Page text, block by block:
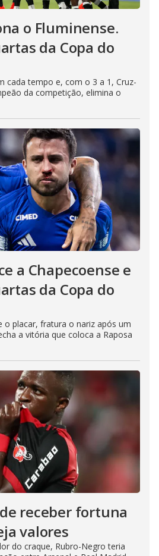
o Fluminense.
da Copa do
cada tempo e, com o 3 a 1, Cruz-
da competição, elimina o
a Chapecoense e
da Copa do
o placar, fratura o nariz após um
a vitória que coloca a Raposa
receber fortuna
valores
do craque, Rubro-Negro teria